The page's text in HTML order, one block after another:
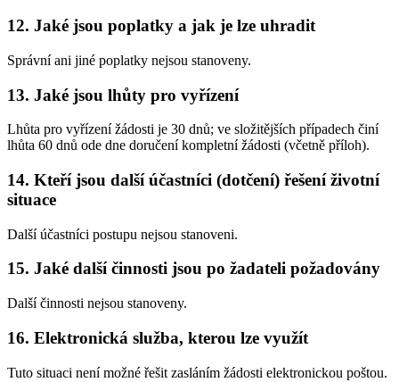
12. Jaké jsou poplatky a jak je lze uhradit
Správní ani jiné poplatky nejsou stanoveny.
13. Jaké jsou lhůty pro vyřízení
Lhůta pro vyřízení žádosti je 30 dnů; ve složitějších případech činí
lhůta 60 dnů ode dne doručení kompletní žádosti (včetně příloh).
14. Kteří jsou další účastníci (dotčení) řešení životní
situace
Další účastníci postupu nejsou stanoveni.
15. Jaké další činnosti jsou po žadateli požadovány
Další činnosti nejsou stanoveny.
16. Elektronická služba, kterou lze využít
Tuto situaci není možné řešit zasláním žádosti elektronickou poštou.